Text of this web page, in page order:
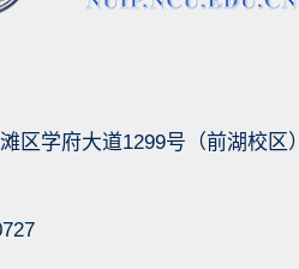
区学府大道1299号（前湖校区）